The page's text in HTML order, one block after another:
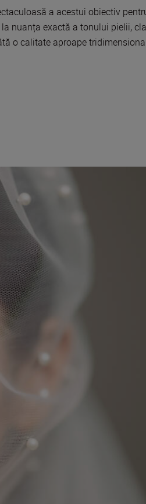
a acestui obiectiv
nuanța exactă a tonului pielii,
o calitate aproape